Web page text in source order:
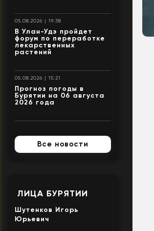
05.08.2026 | 19:38
В Улан-Удэ пройдет
форум по переработке
лекарственных
растений
05.08.2026 | 15:21
Прогноз погоды в
Бурятии на 06 августа
2026 года
Все новости
ЛИЦА БУРЯТИИ
Шутенков Игорь
Юрьевич